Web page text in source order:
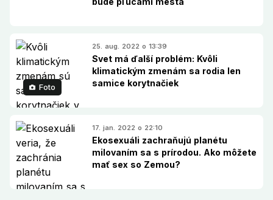
Foto
25. aug. 2022 o 13:39
Svet má ďalší problém: Kvôli
klimatickým zmenám sa rodia len
samice korytnačiek
17. jan. 2022 o 22:10
Ekosexuáli zachraňujú planétu
milovaním sa s prírodou. Ako môžete
mať sex so Zemou?